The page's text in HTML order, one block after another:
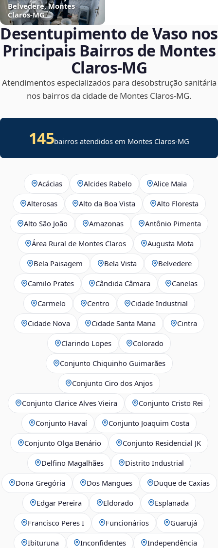
Belvedere, Montes
Claros‑MG
Desentupimento de Vaso nos
Principais Bairros de Montes
Claros‑MG
Atendimentos especializados para desobstrução sanitária
nos bairros da cidade de Montes Claros‑MG.
145bairros atendidos em Montes Claros-MG
Acácias Alcides Rabelo Alice Maia
Alterosas Alto da Boa Vista Alto Floresta
Alto São João Amazonas Antônio Pimenta
Área Rural de Montes Claros Augusta Mota
Bela Paisagem Bela Vista Belvedere
Camilo Prates Cândida Câmara Canelas
Carmelo Centro Cidade Industrial
Cidade Nova Cidade Santa Maria Cintra
Clarindo Lopes Colorado
Conjunto Chiquinho Guimarães
Conjunto Ciro dos Anjos
Conjunto Clarice Alves Vieira Conjunto Cristo Rei
Conjunto Havaí Conjunto Joaquim Costa
Conjunto Olga Benário Conjunto Residencial JK
Delfino Magalhães Distrito Industrial
Dona Gregória Dos Mangues Duque de Caxias
Edgar Pereira Eldorado Esplanada
Francisco Peres I Funcionários Guarujá
Ibituruna Inconfidentes Independência